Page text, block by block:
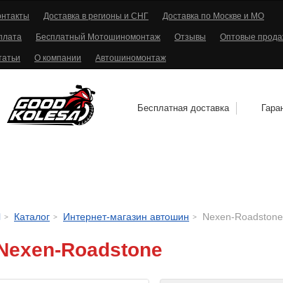
Доставка в регионы и СНГ Доставка по Москве и МО
Бесплатный Мотошиномонтаж Отзывы Оптовые
О компании Автошиномонтаж
Бесплатная доставка
Каталог Интернет-магазин автошин Nexen-Roadstone
Roadstone